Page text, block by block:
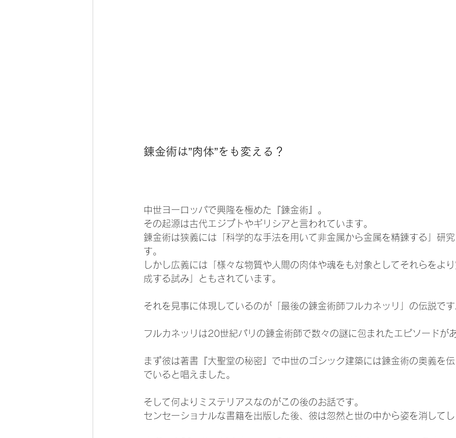
錬金術は”肉体”をも変える？
中世ヨーロッパで興隆を極めた『錬金術』。
その起源は古代エジプトやギリシアと言われています。
錬金術は狭義には「科学的な手法を用いて非金属から金属を精錬する」研
す。
しかし広義には「様々な物質や人間の肉体や魂をも対象としてそれらをよ
成する試み」ともされています。
それを見事に体現しているのが「最後の錬金術師フルカネッリ」の伝説で
フルカネッリは20世紀パリの錬金術師で数々の謎に包まれたエピソードが
まず彼は著書『大聖堂の秘密』で中世のゴシック建築には錬金術の奥義を
でいると唱えました。
そして何よりミステリアスなのがこの後のお話です。
センセーショナルな書籍を出版した後、彼は忽然と世の中から姿を消して